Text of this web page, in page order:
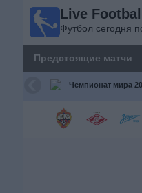
Live
Футбол сегодня
Предстоящие матчи
Чемпионат мира